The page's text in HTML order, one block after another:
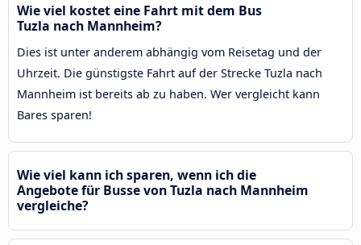
Wie viel kostet eine Fahrt mit dem Bus
Tuzla nach Mannheim?
Dies ist unter anderem abhängig vom Reisetag und der
Uhrzeit. Die günstigste Fahrt auf der Strecke Tuzla nach
Mannheim ist bereits ab zu haben. Wer vergleicht kann
Bares sparen!
Wie viel kann ich sparen, wenn ich die
Angebote für Busse von Tuzla nach Mannheim
vergleiche?